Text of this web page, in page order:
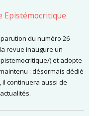
Epistémocritique
du numéro 26
revue inaugure un
) et adopte
: désormais dédié
il continuera aussi de